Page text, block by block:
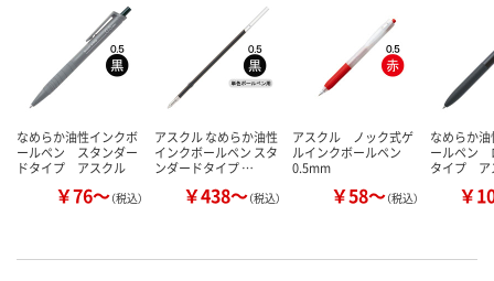
現在ご注文いただけ
ません
数量
カゴへ
なめらか油性インクボ
ールペン スタンダー
ドタイプ アスクル
￥76～（税込）
アスクル なめらか油性
インクボールペン スタ
ンダードタイプ …
￥438～（税込）
アスクル ノック式ゲ
ルインクボールペン
0.5mm
￥58～（税込）
なめらか
ールペン
タイプ ア
￥